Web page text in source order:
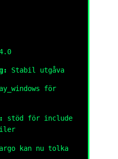
Stabil utgåva
för
stöd för include
kan nu tolka